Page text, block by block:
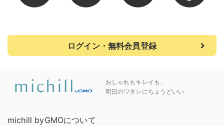
ログイン・無料会員登録
おしゃれもキレイも、
明日のワタシにちょうどいい
michill byGMOについて